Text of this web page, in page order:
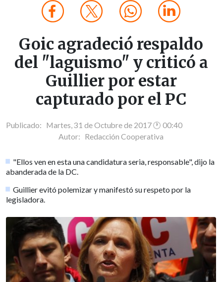
Goic agradeció respaldo
del "laguismo" y criticó a
Guillier por estar
capturado por el PC
Publicado: Martes, 31 de Octubre de 2017 🕐 00:40
Autor: Redacción Cooperativa
"Ellos ven en esta una candidatura seria, responsable", dijo la
abanderada de la DC.
Guillier evitó polemizar y manifestó su respeto por la
legisladora.